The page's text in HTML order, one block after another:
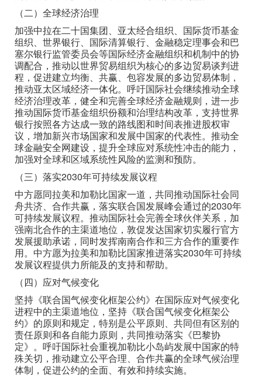
（二）全球经济治理
加强中拉在二十国集团、亚太经合组织、国际货币基金
组织、世界银行、国际清算银行、金融稳定理事会和巴
塞尔银行监管委员会等国际经济金融组织和机制中的协
调配合，推动以世界贸易组织为核心的多边贸易谈判进
程，促进建立均衡、共赢、包容发展的多边贸易体制，
推动亚太区域经济一体化。呼吁国际社会继续推动全球
经济治理改革，健全和完善全球经济金融规则，进一步
推动国际货币基金组织份额和治理结构改革，支持世界
银行按照各方达成一致的路线图和时间表推进股权审
议，增加新兴市场国家和发展中国家的代表性。推动全
球金融安全网建设，提升全球应对系统性冲击的能力，
加强对全球和区域系统性风险的监测和预防。
（三）落实2030年可持续发展议程
中方愿同拉美和加勒比国家一道，共同推动国际社会同
舟共济、合作共赢，落实联合国发展峰会通过的2030年
可持续发展议程。推动国际社会完善全球伙伴关系，加
强南北合作的主渠道地位，敦促发达国家切实履行官方
发展援助承诺，同时发挥南南合作和三方合作的重要作
用。中方愿为拉美和加勒比国家推进落实2030年可持续
发展议程提供力所能及的支持和帮助。
（四）应对气候变化
坚持《联合国气候变化框架公约》在国际应对气候变化
进程中的主渠道地位，坚持《联合国气候变化框架公
约》的原则和规定，特别是公平原则、共同但有区别的
责任原则和各自能力原则，共同推动落实《巴黎协
定》。呼吁国际社会重视加勒比小岛屿发展中国家的特
殊关切，推动建立公平合理、合作共赢的全球气候治理
体制，促进公约的全面、有效和持续实施。